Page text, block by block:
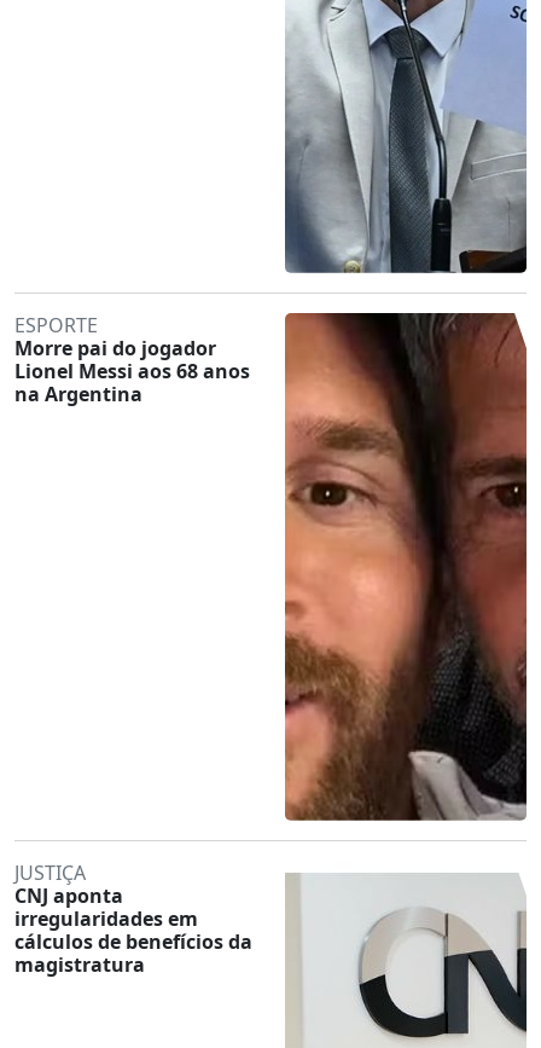
ESPORTE
Morre pai do jogador
Lionel Messi aos 68 anos
na Argentina
JUSTIÇA
CNJ aponta
irregularidades em
cálculos de benefícios da
magistratura